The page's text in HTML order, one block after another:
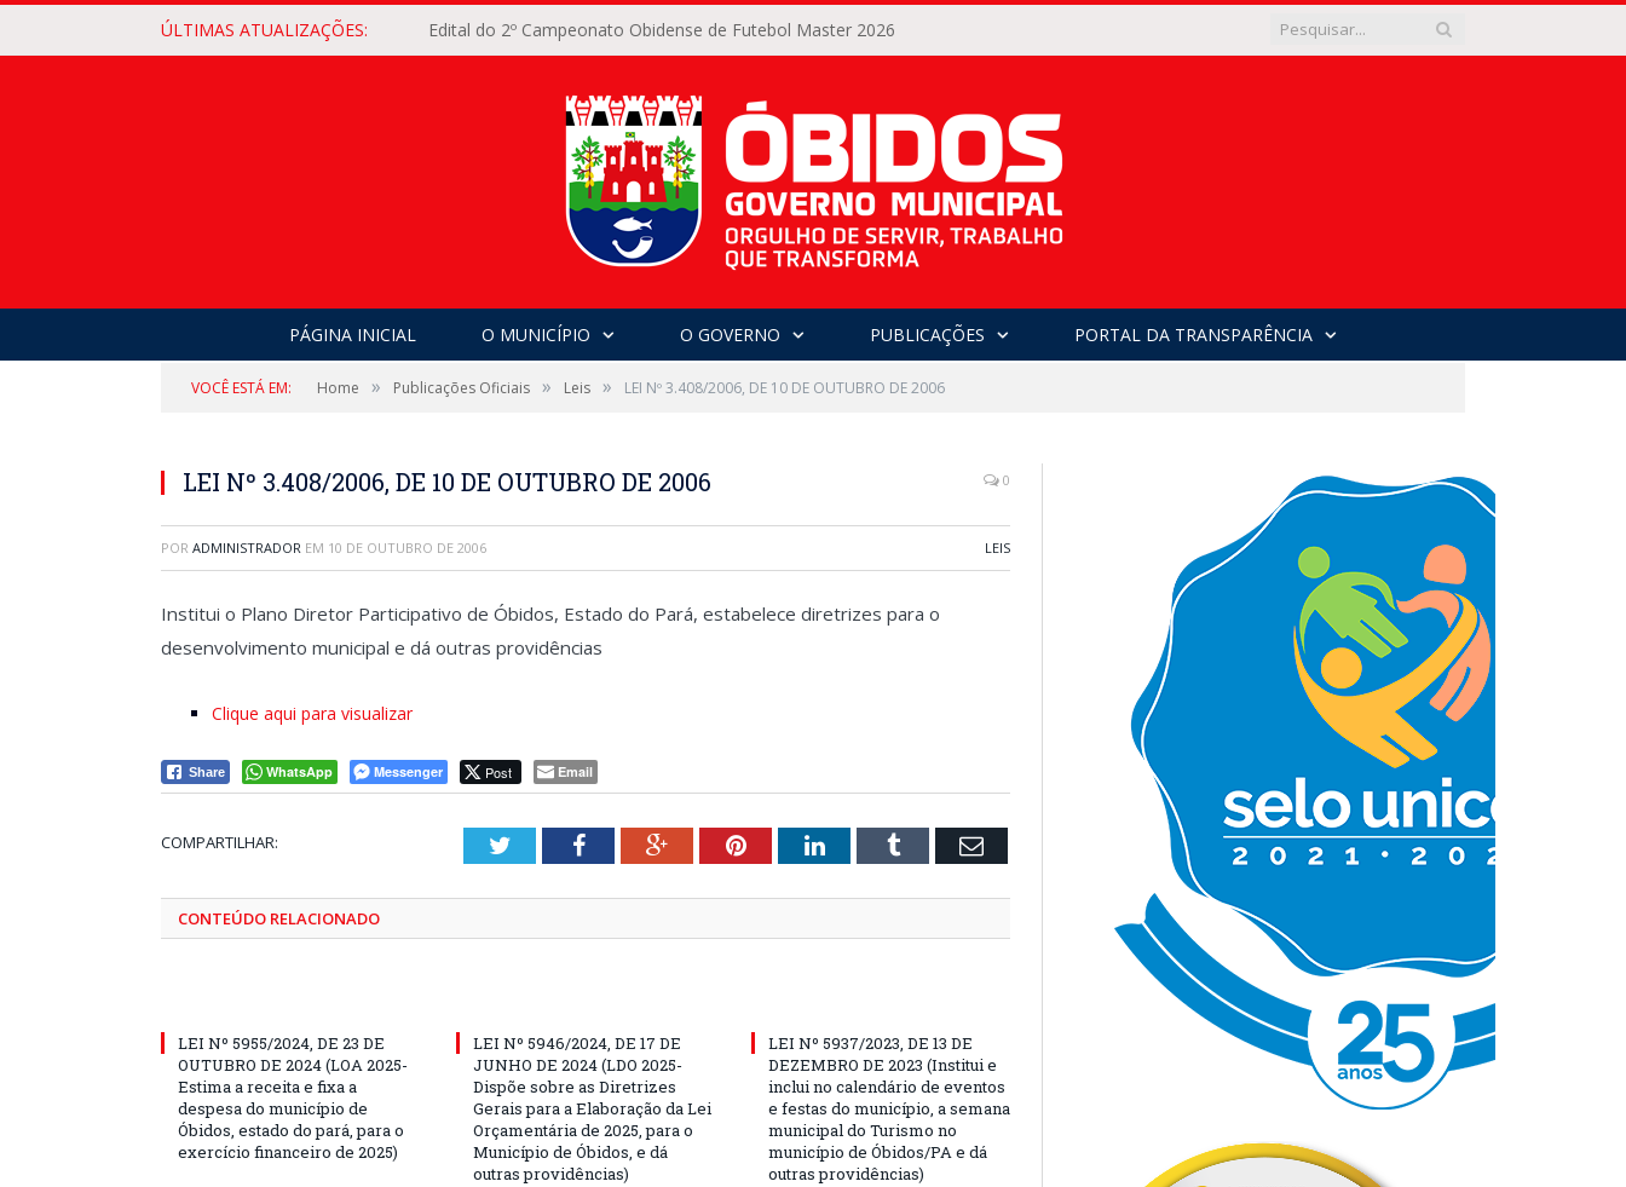
ÚLTIMAS ATUALIZAÇÕES: Edital do 2º Campeonato Obidense de Futebol Master 2026
PÁGINA INICIAL O MUNICÍPIO O GOVERNO PUBLICAÇÕES PORTAL DA TRANSPARÊNCIA
VOCÊ ESTÁ EM: Home » Publicações Oficiais » Leis » LEI Nº 3.408/2006, DE 10 DE OUTUBRO DE 2006
LEI Nº 3.408/2006, DE 10 DE OUTUBRO DE 2006 0
POR ADMINISTRADOR EM 10 DE OUTUBRO DE 2006 LEIS
Institui o Plano Diretor Participativo de Óbidos, Estado do Pará, estabelece diretrizes para o
desenvolvimento municipal e dá outras providências
Clique aqui para visualizar
Share WhatsApp Messenger Post Email
COMPARTILHAR: TwitterFacebookGoogle+PinterestLinkedInTumblr Email
CONTEÚDO RELACIONADO
LEI Nº 5955/2024, DE 23 DE
OUTUBRO DE 2024 (LOA 2025-
Estima a receita e fixa a
despesa do município de
Óbidos, estado do pará, para o
exercício financeiro de 2025)
LEI Nº 5946/2024, DE 17 DE
JUNHO DE 2024 (LDO 2025-
Dispõe sobre as Diretrizes
Gerais para a Elaboração da Lei
Orçamentária de 2025, para o
Município de Óbidos, e dá
outras providências)
LEI Nº 5937/2023, DE 13 DE
DEZEMBRO DE 2023 (Institui e
inclui no calendário de eventos
e festas do município, a semana
municipal do Turismo no
município de Óbidos/PA e dá
outras providências)